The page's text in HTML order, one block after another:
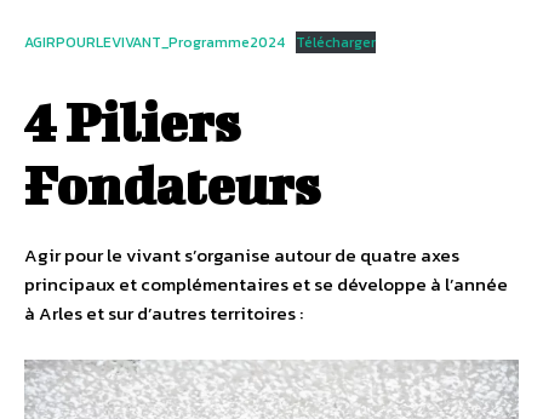
AGIRPOURLEVIVANT_Programme2024 Télécharger
4 Piliers
Fondateurs
Agir pour le vivant s’organise autour de quatre axes
principaux et complémentaires et se développe à l’année
à Arles et sur d’autres territoires :